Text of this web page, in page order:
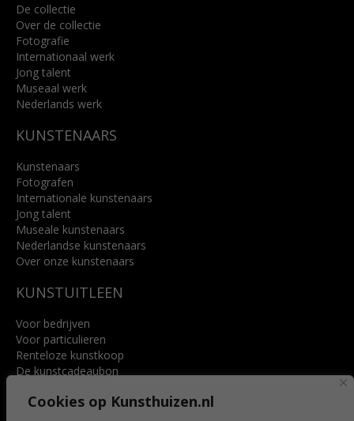
Cookies op Kunsthuizen.nl
De collectie
Over de collectie
Fotografie
Internationaal werk
Jong talent
Museaal werk
Nederlands werk
KUNSTENAARS
Kunstenaars
Fotografen
Internationale kunstenaars
Jong talent
Museale kunstenaars
Nederlandse kunstenaars
Over onze kunstenaars
KUNSTUITLEEN
Voor bedrijven
Voor particulieren
Renteloze kunstkoop
De kunstcadeaubon
Voordelen